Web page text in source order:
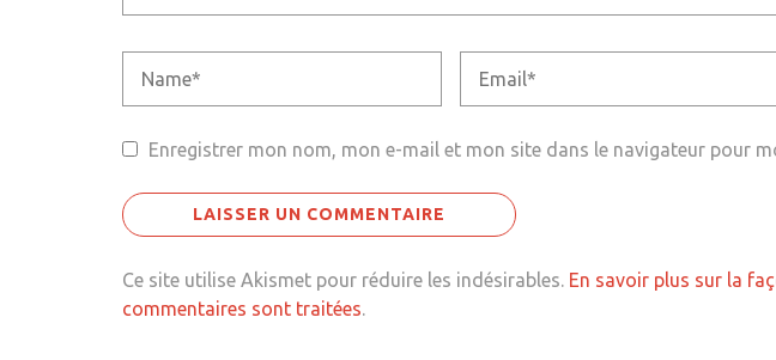
Enregistrer mon nom, mon e-mail et mon site dans le navigateur pour
Ce site utilise Akismet pour réduire les indésirables. En savoir plus sur la
commentaires sont traitées.